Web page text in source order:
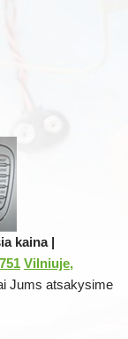
kaina |
Vilniuje,
Jums atsakysime